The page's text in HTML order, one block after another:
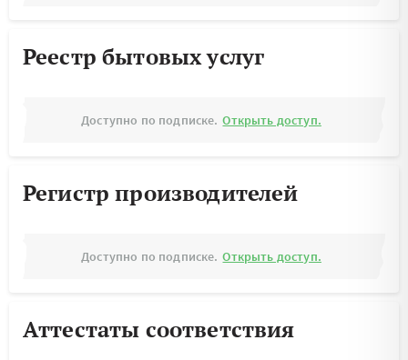
Реестр бытовых услуг
Доступно по подписке. Открыть доступ.
Регистр производителей
Доступно по подписке. Открыть доступ.
Аттестаты соответствия